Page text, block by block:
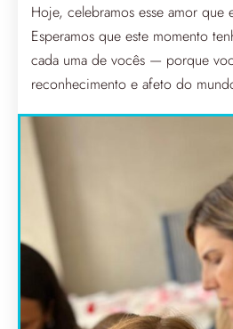
Hoje, celebramos esse amor que
Esperamos que este momento
cada uma de vocês — porque
reconhecimento e afeto do